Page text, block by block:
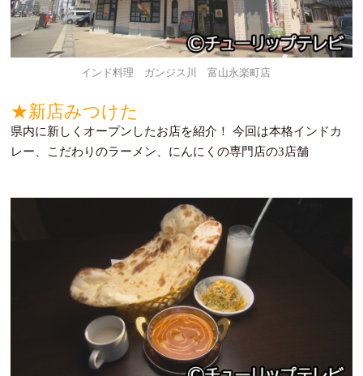
インド料理 ガンジス川 富山永楽町店
★新店みつけた
県内に新しくオープンしたお店を紹介！ 今回は本格インドカ
レー、こだわりのラーメン、にんにくの専門店の3店舗